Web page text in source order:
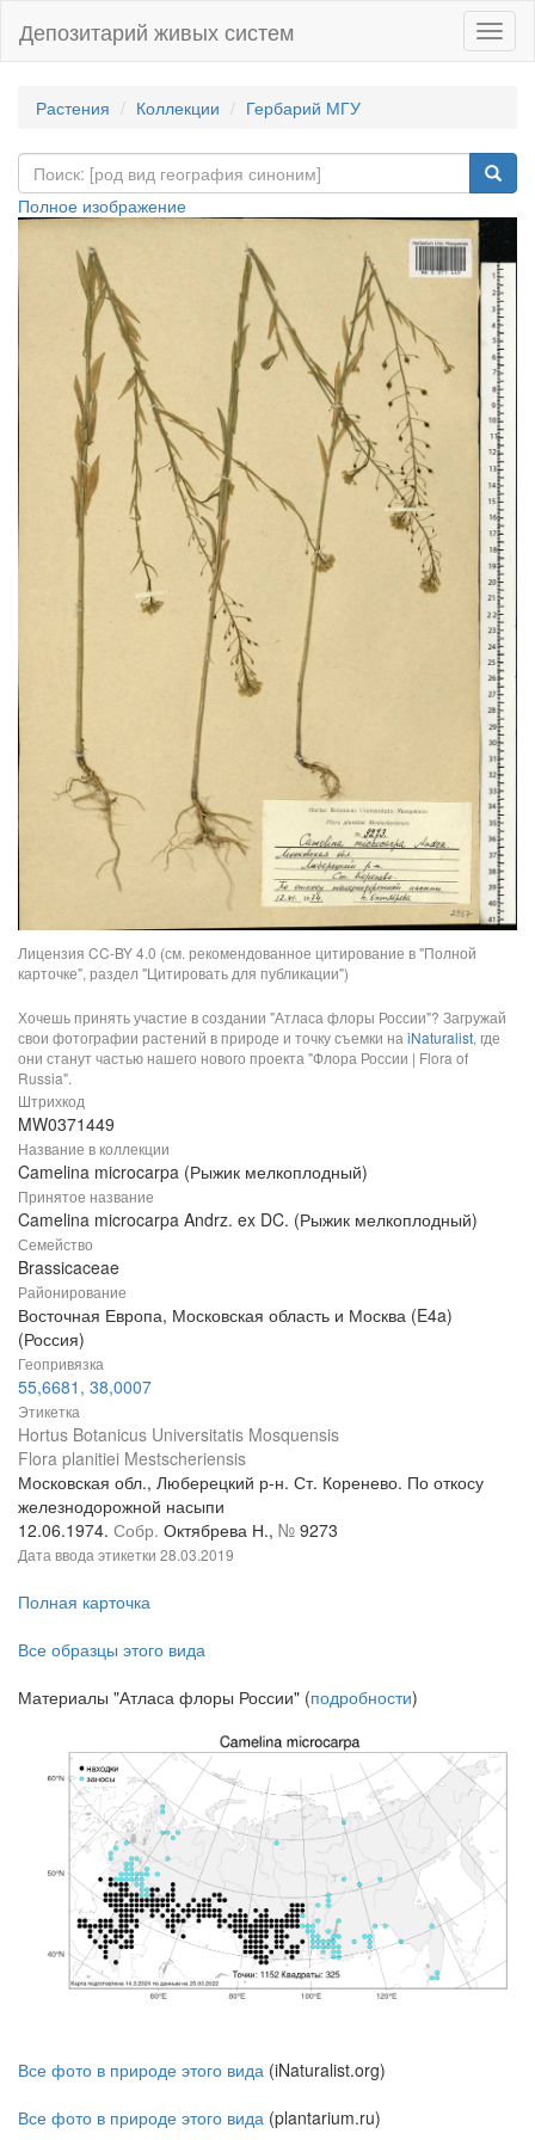
Депозитарий живых систем
Растения Коллекции Гербарий МГУ
Полное изображение
Лицензия CC-BY 4.0 (см. рекомендованное цитирование в "Полной
карточке", раздел "Цитировать для публикации")
Хочешь принять участие в создании "Атласа флоры России"? Загружай
свои фотографии растений в природе и точку съемки на iNaturalist, где
они станут частью нашего нового проекта "Флора России | Flora of
Russia".
Штрихкод
MW0371449
Название в коллекции
Camelina microcarpa (Рыжик мелкоплодный)
Принятое название
Camelina microcarpa Andrz. ex DC. (Рыжик мелкоплодный)
Семейство
Brassicaceae
Районирование
Восточная Европа, Московская область и Москва (E4a)
(Россия)
Геопривязка
55,6681, 38,0007
Этикетка
Hortus Botanicus Universitatis Mosquensis
Flora planitiei Mestscheriensis
Московская обл., Люберецкий р-н. Ст. Коренево. По откосу
железнодорожной насыпи
12.06.1974. Собр. Октябрева Н., № 9273
Дата ввода этикетки 28.03.2019
Полная карточка
Все образцы этого вида
Материалы "Атласа флоры России" (подробности)
Все фото в природе этого вида (iNaturalist.org)
Все фото в природе этого вида (plantarium.ru)